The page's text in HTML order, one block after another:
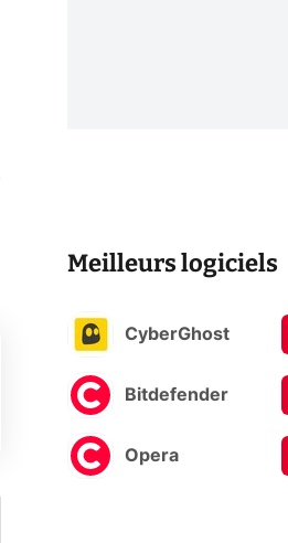
Meilleurs logiciels
CyberGhost
Bitdefender
Opera